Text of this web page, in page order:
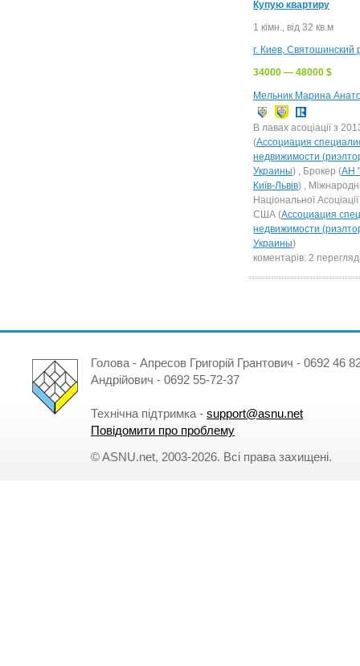
Купую квартиру
1 кімн., від 32 кв.м
г. Киев, Святошинский
34000 — 48000 $
Мельник Марина
В лавах асоціації з
(Ассоциация
недвижимости
Украины) , Брокер (АН
Київ-Львів) ,
Національної
США (Ассоциация
недвижимости
Украины)
коментарів: 2
Голова - Апресов Григорій Грантович - 0692 46
Андрійович - 0692 55-72-37
Технічна підтримка - support@asnu.net
Повідомити про проблему
© ASNU.net, 2003-2026. Всі права захищені.